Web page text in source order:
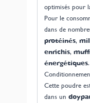
optimisés pour
Pour le
dans de
protéinés,
enrichis,
énergétiques.
Cette poudre
dans un